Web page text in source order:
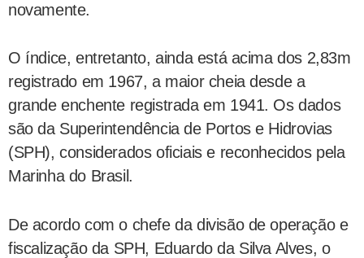
novamente.
O índice, entretanto, ainda está acima dos 2,83m
registrado em 1967, a maior cheia desde a
grande enchente registrada em 1941. Os dados
são da Superintendência de Portos e Hidrovias
(SPH), considerados oficiais e reconhecidos pela
Marinha do Brasil.
De acordo com o chefe da divisão de operação e
fiscalização da SPH, Eduardo da Silva Alves, o